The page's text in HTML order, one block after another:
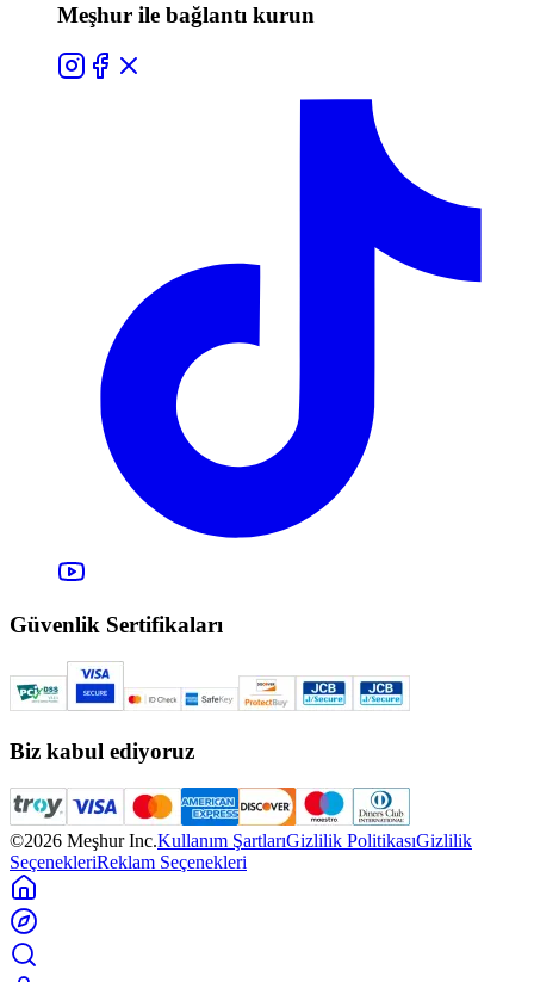
Meşhur ile bağlantı kurun
Güvenlik Sertifikaları
Biz kabul ediyoruz
©2026 Meşhur Inc.Kullanım ŞartlarıGizlilik PolitikasıGizlilik
SeçenekleriReklam Seçenekleri